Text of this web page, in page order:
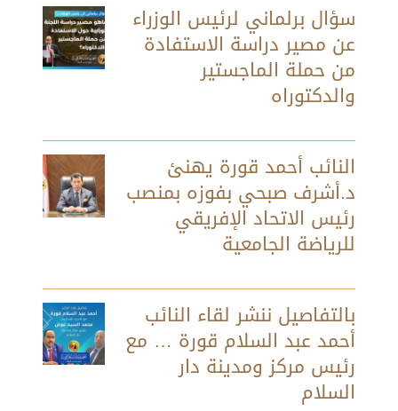
سؤال برلماني لرئيس الوزراء
عن مصير دراسة الاستفادة
من حملة الماجستير
والدكتوراه
النائب أحمد قورة يهنئ
د.أشرف صبحي بفوزه بمنصب
رئيس الاتحاد الإفريقي
للرياضة الجامعية
بالتفاصيل ننشر لقاء النائب
أحمد عبد السلام قورة … مع
رئيس مركز ومدينة دار
السلام